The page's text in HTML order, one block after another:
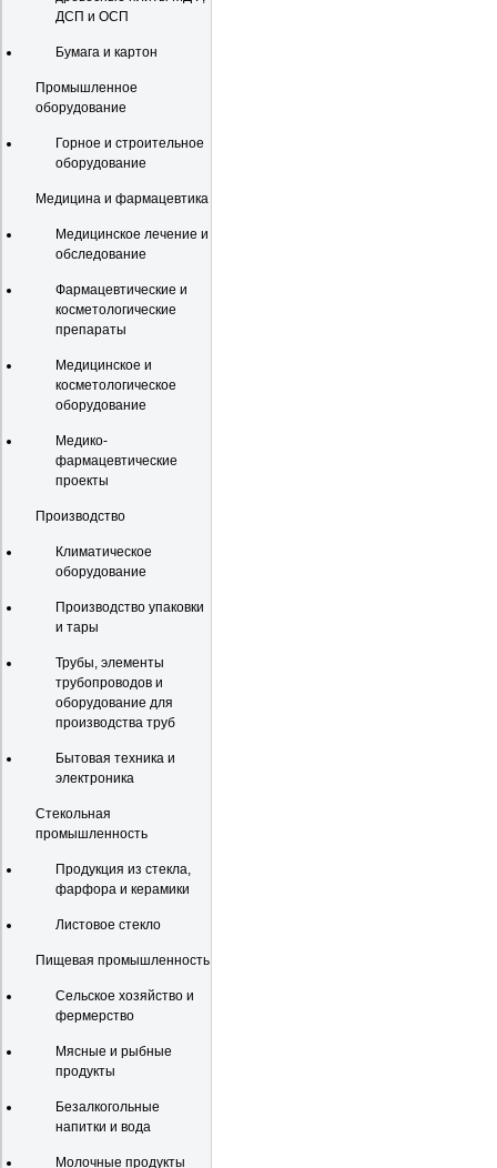
ДСП и ОСП
Бумага и картон
Промышленное
оборудование
Горное и строительное
оборудование
Медицина и фармацевтика
Медицинское лечение и
обследование
Фармацевтические и
косметологические
препараты
Медицинское и
косметологическое
оборудование
Медико-
фармацевтические
проекты
Производство
Климатическое
оборудование
Производство упаковки
и тары
Трубы, элементы
трубопроводов и
оборудование для
производства труб
Бытовая техника и
электроника
Стекольная
промышленность
Продукция из стекла,
фарфора и керамики
Листовое стекло
Пищевая промышленность
Сельское хозяйство и
фермерство
Мясные и рыбные
продукты
Безалкогольные
напитки и вода
Молочные продукты